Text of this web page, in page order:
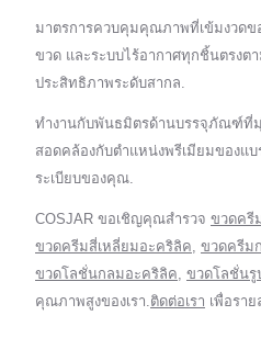
มาตรการควบคุมคุณภาพที่เข้มงวดข
ขวด และระบบไร้อากาศทุกชิ้นตรงต
ประสิทธิภาพระดับสากล.
ทำงานกับพันธมิตรด้านบรรจุภัณฑ์ที่
สอดคล้องกับตำแหน่งพรีเมียมของแ
ระเบียบของคุณ.
COSJAR ขอเชิญคุณสำรวจ ขวดครี
ขวดครีมสี่เหลี่ยมอะคริลิค, ขวดครีม
ขวดโลชั่นกลมอะคริลิค, ขวดโลชั่นรู
คุณภาพสูงของเรา.ติดต่อเรา เพื่อราย